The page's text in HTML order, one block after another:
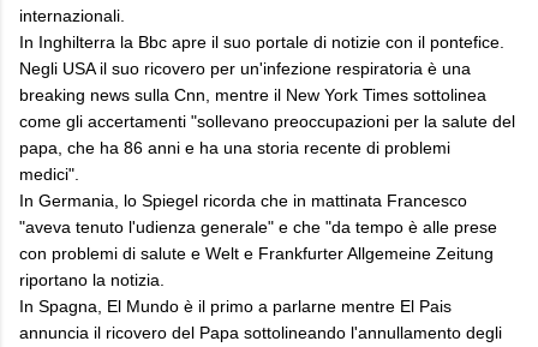
internazionali.
In Inghilterra la Bbc apre il suo portale di notizie con il pontefice.
Negli USA il suo ricovero per un'infezione respiratoria è una
breaking news sulla Cnn, mentre il New York Times sottolinea
come gli accertamenti "sollevano preoccupazioni per la salute del
papa, che ha 86 anni e ha una storia recente di problemi
medici".
In Germania, lo Spiegel ricorda che in mattinata Francesco
"aveva tenuto l'udienza generale" e che "da tempo è alle prese
con problemi di salute e Welt e Frankfurter Allgemeine Zeitung
riportano la notizia.
In Spagna, El Mundo è il primo a parlarne mentre El Pais
annuncia il ricovero del Papa sottolineando l'annullamento degli